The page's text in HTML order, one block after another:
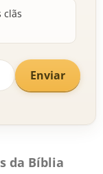
clãs
Enviar
da Bíblia